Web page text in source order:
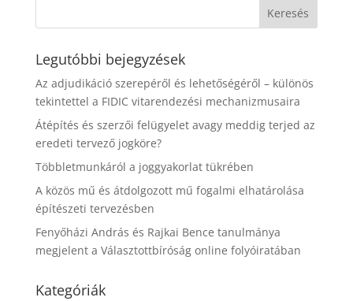
Legutóbbi bejegyzések
Az adjudikáció szerepéről és lehetőségéről – különös
tekintettel a FIDIC vitarendezési mechanizmusaira
Átépítés és szerzői felügyelet avagy meddig terjed az
eredeti tervező jogköre?
Többletmunkáról a joggyakorlat tükrében
A közös mű és átdolgozott mű fogalmi elhatárolása
építészeti tervezésben
Fenyőházi András és Rajkai Bence tanulmánya
megjelent a Választottbíróság online folyóiratában
Kategóriák